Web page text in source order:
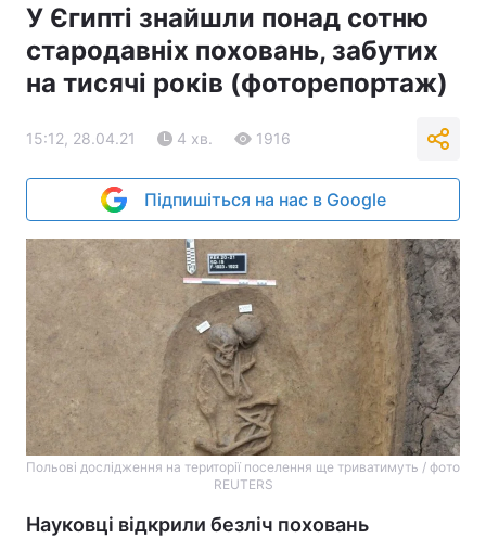
У Єгипті знайшли понад сотню
стародавніх поховань, забутих
на тисячі років (фоторепортаж)
15:12, 28.04.21 4 хв. 1916
Підпишіться на нас в Google
Польові дослідження на території поселення ще триватимуть / фото
REUTERS
Науковці відкрили безліч поховань